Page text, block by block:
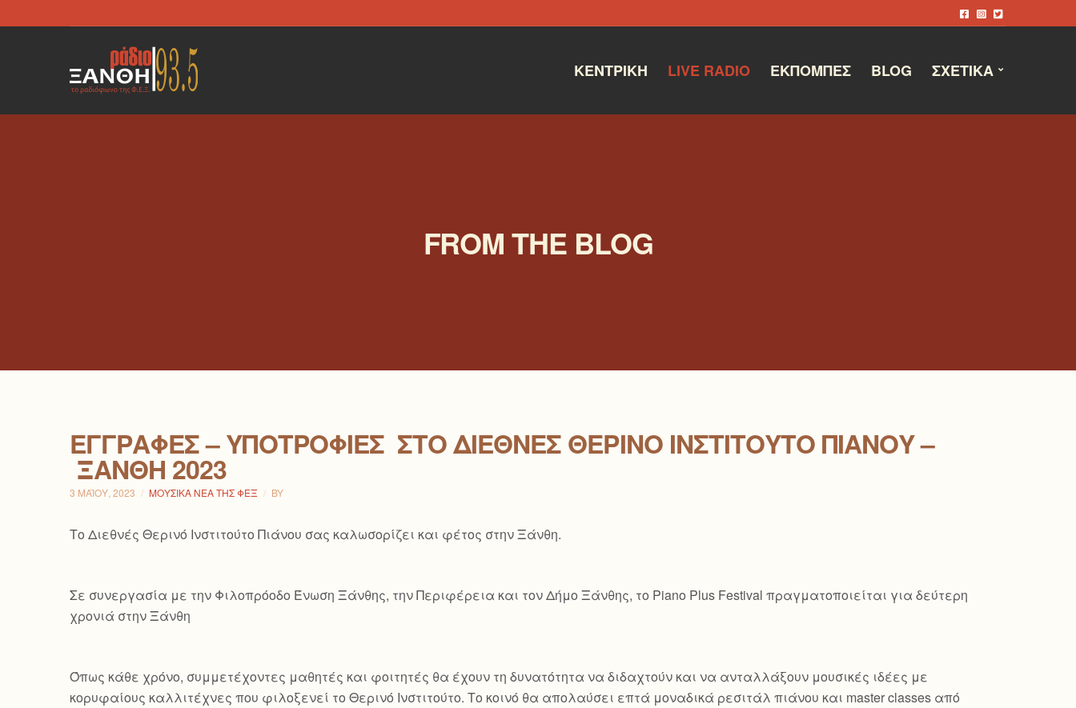
ΚΕΝΤΡΙΚΉ LIVE RADIO ΕΚΠΟΜΠΈΣ BLOG ΣΧΕΤΙΚΆ
FROM THE BLOG
ΕΓΓΡΑΦΈΣ – ΥΠΟΤΡΟΦΊΕΣ ΣΤΟ ΔΙΕΘΝΈΣ ΘΕΡΙΝΌ ΙΝΣΤΙΤΟΎΤΟ ΠΙΆΝΟΥ –
ΞΆΝΘΗ 2023
3 ΜΑΪ́ΟΥ, 2023 ΜΟΥΣΙΚΆ ΝΈΑ ΤΗΣ ΦΕΞ BY
Το Διεθνές Θερινό Ινστιτούτο Πιάνου σας καλωσορίζει και φέτος στην Ξάνθη.
Σε συνεργασία με την Φιλοπρόοδο Ένωση Ξάνθης, την Περιφέρεια και τον Δήμο Ξάνθης, το Piano Plus Festival πραγματοποιείται για δεύτερη
χρονιά στην Ξάνθη
Όπως κάθε χρόνο, συμμετέχοντες μαθητές και φοιτητές θα έχουν τη δυνατότητα να διδαχτούν και να ανταλλάξουν μουσικές ιδέες με
κορυφαίους καλλιτέχνες που φιλοξενεί το Θερινό Ινστιτούτο. Το κοινό θα απολαύσει επτά μοναδικά ρεσιτάλ πιάνου και master classes από